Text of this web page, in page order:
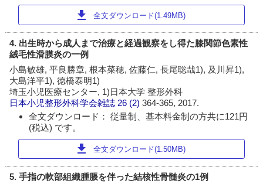
download 全文ダウンロード(1.49MB)
4. 出生時から成人まで治療と経過観察をし得た膝関節色素性
絨毛性滑膜炎の一例
小島敏雄, 平良勝章, 根本菜穂, 佐藤仁, 長尾聡哉1), 及川昇1),
大島洋平1), 徳橋泰明1)
埼玉小児医療センター, 1)日本大学 整形外科
日本小児整形外科学会雑誌 26 (2)364-365, 2017.
全文ダウンロード： 従量制、基本料金制の方共に121円
(税込) です。
download 全文ダウンロード(1.50MB)
5. 手指の軟部組織腫脹を伴った結核性骨髄炎の1例